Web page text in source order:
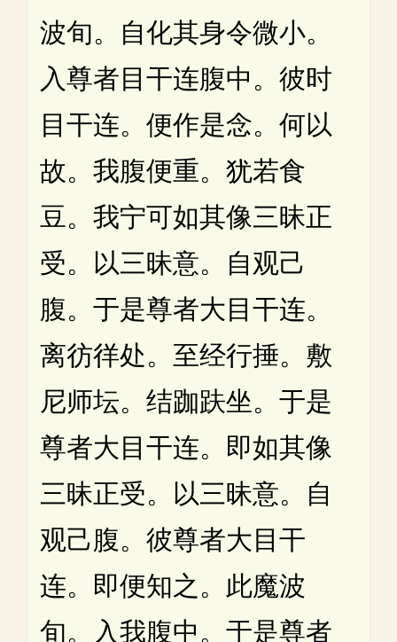
波旬。自化其身令微小。
入尊者目干连腹中。彼时
目干连。便作是念。何以
故。我腹便重。犹若食
豆。我宁可如其像三昧正
受。以三昧意。自观己
腹。于是尊者大目干连。
离彷徉处。至经行捶。敷
尼师坛。结跏趺坐。于是
尊者大目干连。即如其像
三昧正受。以三昧意。自
观己腹。彼尊者大目干
连。即便知之。此魔波
旬。入我腹中。于是尊者